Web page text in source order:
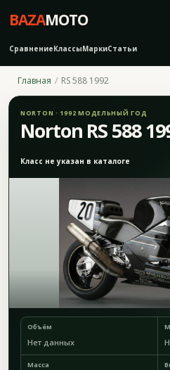
BAZAMOTO
СравнениеКлассыМаркиСтатьи
Главная RS 588 1992
NORTON · 1992 МОДЕЛЬНЫЙ ГОД
Norton RS 588
Класс не указан в каталоге
Объём
Нет данных
Масса